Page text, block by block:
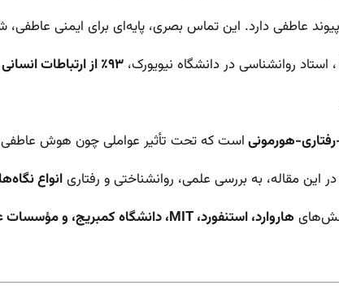
عاطفی دارد. این تماس بصری، پایه‌ای برای ایمنی
، استاد روانشناسی در دانشگاه نیویورک، ۹۳٪ از ارتباطات انسانی غیرکلامی است
هورمونیاست که تحت تأثیر عواملی چون هوش
این مقاله، به بررسی علمی، روانشناختی و رفتاریانواع
هاروارد، استنفورد، MIT، دانشگاه کمبریج، و مؤسسات عصب‌شناختی